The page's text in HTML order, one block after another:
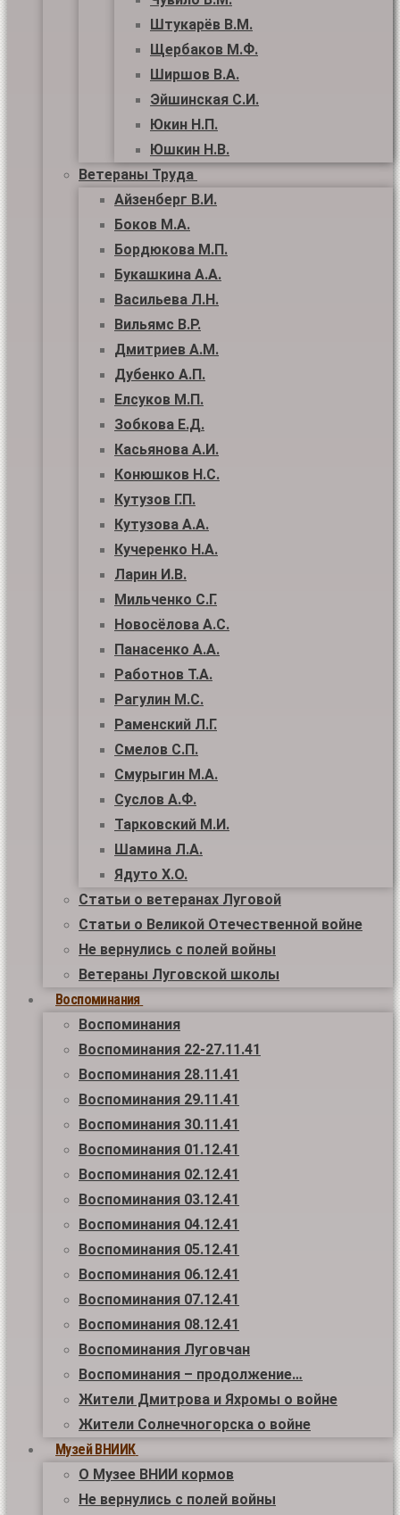
Штукарёв В.М.
Щербаков М.Ф.
Ширшов В.А.
Эйшинская С.И.
Юкин Н.П.
Юшкин Н.В.
Ветераны Труда
Айзенберг В.И.
Боков М.А.
Бордюкова М.П.
Букашкина А.А.
Васильева Л.Н.
Вильямс В.Р.
Дмитриев А.М.
Дубенко А.П.
Елсуков М.П.
Зобкова Е.Д.
Касьянова А.И.
Конюшков Н.С.
Кутузов Г.П.
Кутузова А.А.
Кучеренко Н.А.
Ларин И.В.
Мильченко С.Г.
Новосёлова А.С.
Панасенко А.А.
Работнов Т.А.
Рагулин М.С.
Раменский Л.Г.
Смелов С.П.
Смурыгин М.А.
Суслов А.Ф.
Тарковский М.И.
Шамина Л.А.
Ядуто Х.О.
Статьи о ветеранах Луговой
Статьи о Великой Отечественной войне
Не вернулись с полей войны
Ветераны Луговской школы
Воспоминания
Воспоминания
Воспоминания 22-27.11.41
Воспоминания 28.11.41
Воспоминания 29.11.41
Воспоминания 30.11.41
Воспоминания 01.12.41
Воспоминания 02.12.41
Воспоминания 03.12.41
Воспоминания 04.12.41
Воспоминания 05.12.41
Воспоминания 06.12.41
Воспоминания 07.12.41
Воспоминания 08.12.41
Воспоминания Луговчан
Воспоминания – продолжение…
Жители Дмитрова и Яхромы о войне
Жители Солнечногорска о войне
Музей ВНИИК
О Музее ВНИИ кормов
Не вернулись с полей войны